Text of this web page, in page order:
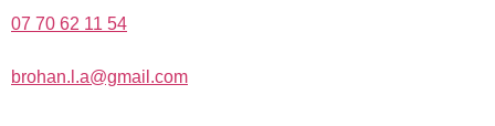
07 70 62 11 54
brohan.l.a@gmail.com